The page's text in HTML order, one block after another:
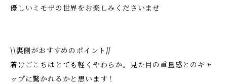
優しいミモザの世界をお楽しみくださいませ
\\裏側がおすすめのポイント//
着けごこちはとても軽くやわらか。見た目の重量感とのギャ
ップに驚かれるかと思います！